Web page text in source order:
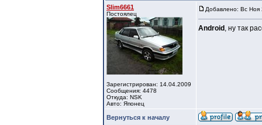
Slim6661
Постоялец
Зарегистрирован: 14.04.2009
Сообщения: 4478
Откуда: NSK
Авто: Японец
Добавлено: Вс Ноя
Android , ну так
Вернуться к началу